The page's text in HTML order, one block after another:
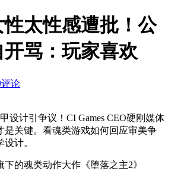
太性感遭批！公
骂：玩家喜欢
论
设计引争议！CI Games CEO硬刚媒体
是关键。看魂类游戏如何回应审美争
计。
下的魂类动作大作《堕落之主2》